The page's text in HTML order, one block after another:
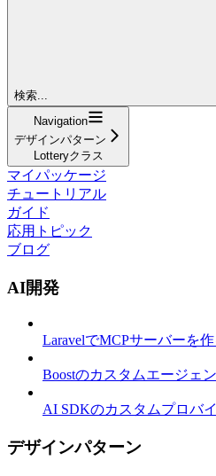
検索...
Navigation
デザインパターン
Lotteryクラス
マイパッケージ
チュートリアル
ガイド
応用トピック
ブログ
AI開発
LaravelでMCPサーバーを作
Boostのカスタムエージェ
AI SDKのカスタムプロバ
デザインパターン